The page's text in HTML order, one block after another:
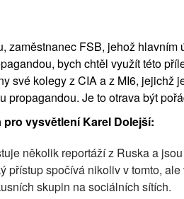
zaměstnanec FSB, jehož hlavním
bych chtěl využít této
své kolegy z CIA a z MI6, jejichž
propagandou. Je to otrava být
pro vysvětlení Karel Dolejší:
několik reportáží z Ruska a
přístup spočívá nikoliv v tomto,
skupin na sociálních sítích.